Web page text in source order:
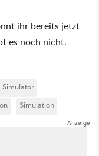
ihr bereits jetzt
es noch nicht.
Simulator
Simulation